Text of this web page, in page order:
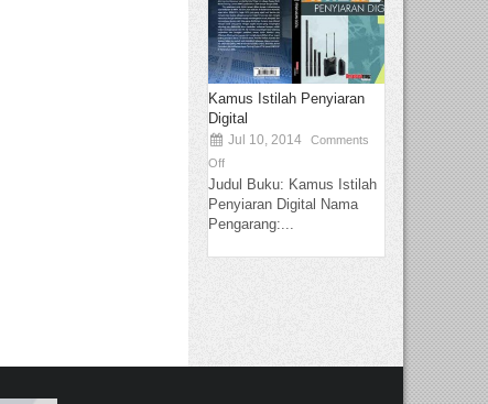
Kamus Istilah Penyiaran
Digital
Jul 10, 2014
Comments
Off
Judul Buku: Kamus Istilah
Penyiaran Digital Nama
Pengarang:...